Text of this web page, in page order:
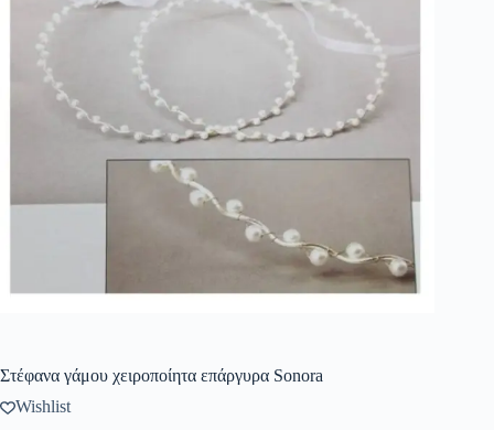
Στέφανα γάμου χειροποίητα επάργυρα Sonora
Wishlist